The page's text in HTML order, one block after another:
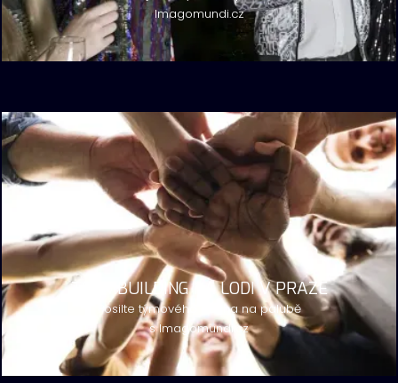
Imagomundi.cz
TEAMBUILDING NA LODI V PRAZE
Posilte týmového ducha na palubě
s Imagomundi.cz